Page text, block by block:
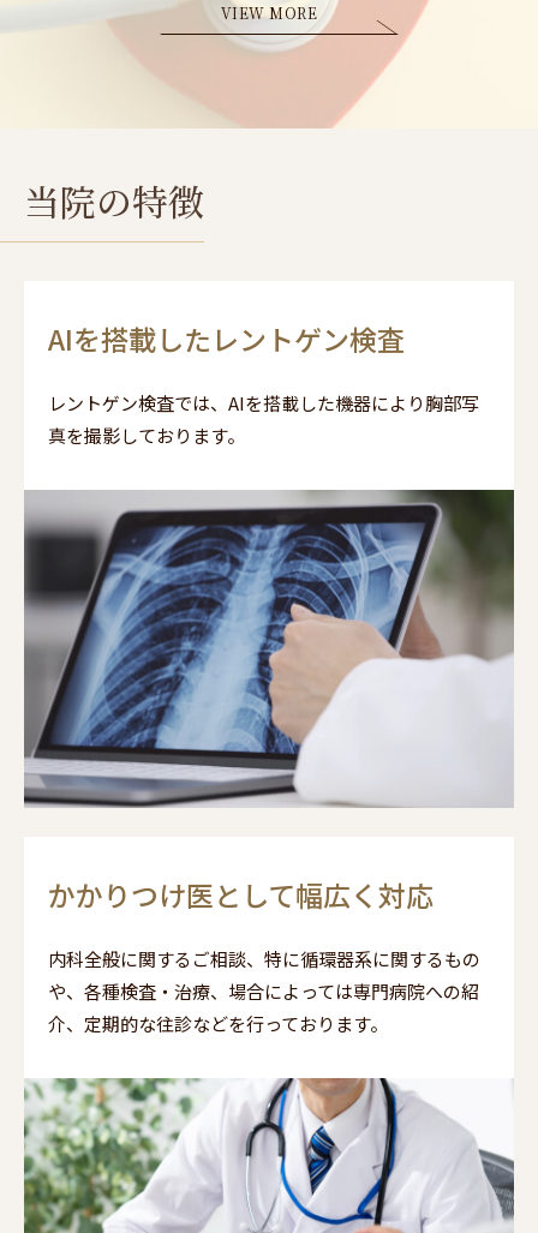
VIEW MORE
当院の特徴
AIを搭載したレントゲン検査
レントゲン検査では、AIを搭載した機器により胸部写
真を撮影しております。
かかりつけ医として幅広く対応
内科全般に関するご相談、特に循環器系に関するもの
や、各種検査・治療、場合によっては専門病院への紹
介、定期的な往診などを行っております。